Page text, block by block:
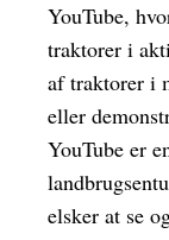
YouTube,
traktorer i
af traktorer i
eller
YouTube er
elsker at se